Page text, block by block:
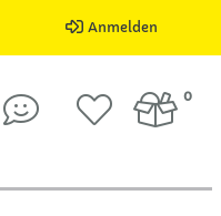
Anmelden
0